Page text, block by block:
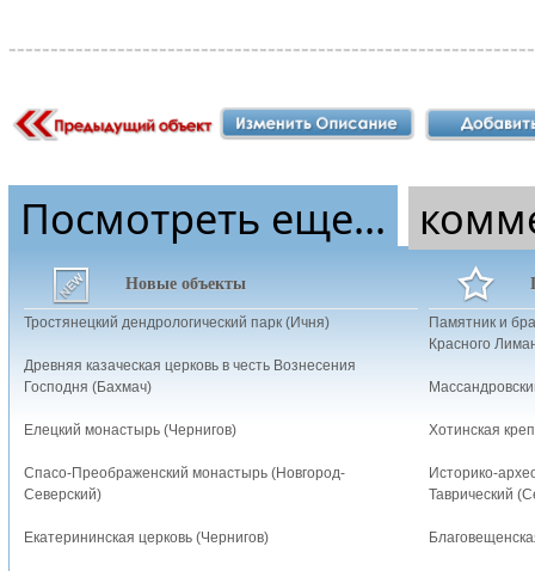
Посмотреть еще...
Новые объекты
Тростянецкий дендрологический парк (Ичня)
Древняя казаческая церковь в честь Вознесения
Господня (Бахмач)
Елецкий монастырь (Чернигов)
Спасо-Преображенский монастырь (Новгород-
Северский)
Екатерининская церковь (Чернигов)
Памятник и
Красного
Хотинская
Историко-
Таврический